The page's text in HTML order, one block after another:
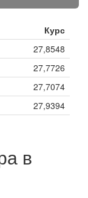
Курс
27,8548
27,7726
27,7074
27,9394
в